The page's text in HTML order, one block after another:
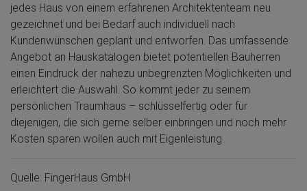
jedes Haus von einem erfahrenen Architektenteam neu
gezeichnet und bei Bedarf auch individuell nach
Kundenwünschen geplant und entworfen. Das umfassende
Angebot an Hauskatalogen bietet potentiellen Bauherren
einen Eindruck der nahezu unbegrenzten Möglichkeiten und
erleichtert die Auswahl. So kommt jeder zu seinem
persönlichen Traumhaus – schlüsselfertig oder für
diejenigen, die sich gerne selber einbringen und noch mehr
Kosten sparen wollen auch mit Eigenleistung.
Quelle: FingerHaus GmbH